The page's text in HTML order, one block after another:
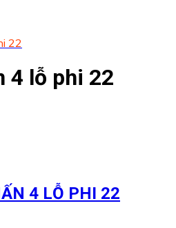
22
4 lỗ phi 22
4 LỖ PHI 22